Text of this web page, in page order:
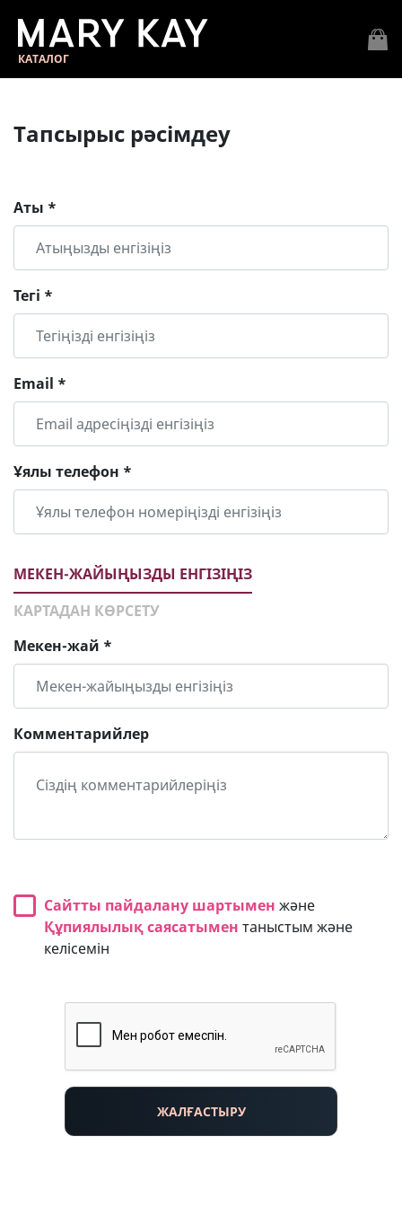
КАТАЛОГ
Тапсырыс рәсімдеу
Аты *
Тегі *
Email *
Ұялы телефон *
МЕКЕН-ЖАЙЫҢЫЗДЫ ЕНГІЗІҢІЗ
КАРТАДАН КӨРСЕТУ
Мекен-жай *
Комментарийлер
Сайтты пайдалану шартымен және
Құпиялылық саясатымен таныстым және
келісемін
ЖАЛҒАСТЫРУ